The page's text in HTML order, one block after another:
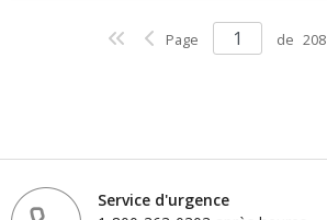
Page de 208
Service d'urgence